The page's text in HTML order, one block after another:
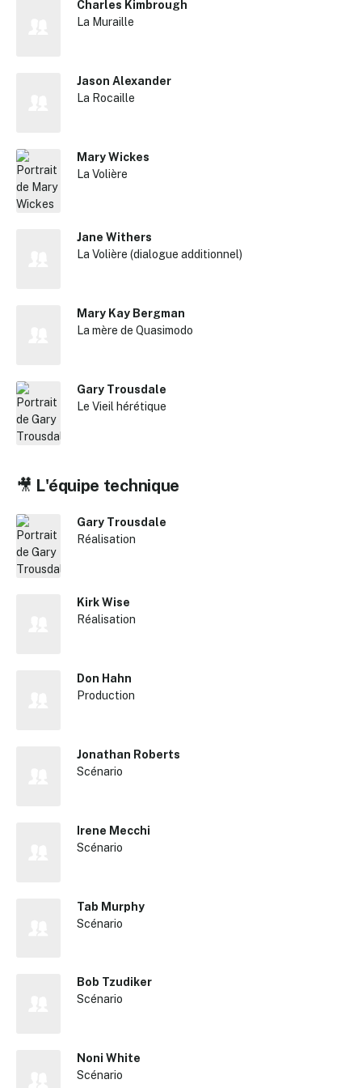
Charles Kimbrough
La Muraille
Jason Alexander
La Rocaille
Mary Wickes
La Volière
Jane Withers
La Volière (dialogue additionnel)
Mary Kay Bergman
La mère de Quasimodo
Gary Trousdale
Le Vieil hérétique
🎥 L'équipe technique
Gary Trousdale
Réalisation
Kirk Wise
Réalisation
Don Hahn
Production
Jonathan Roberts
Scénario
Irene Mecchi
Scénario
Tab Murphy
Scénario
Bob Tzudiker
Scénario
Noni White
Scénario